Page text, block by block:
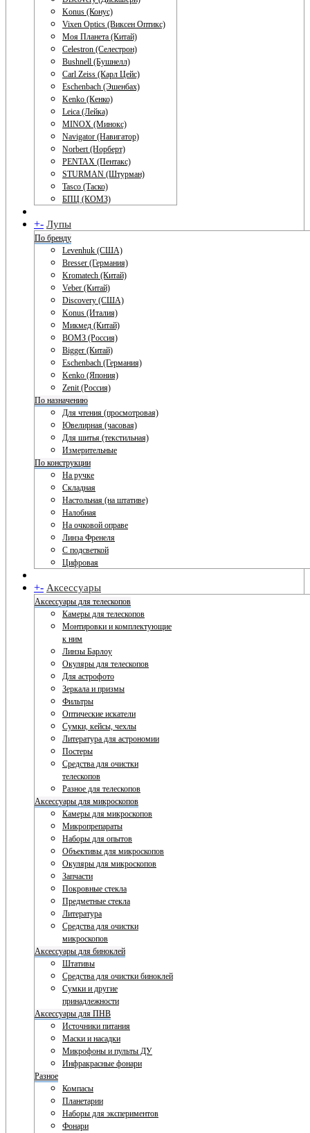
Konus (Конус)
Vixen Optics (Виксен Оптикс)
Моя Планета (Китай)
Celestron (Селестрон)
Bushnell (Бушнелл)
Carl Zeiss (Карл Цейс)
Eschenbach (Эшенбах)
Kenko (Кенко)
Leica (Лейка)
MINOX (Минокс)
Navigator (Навигатор)
Norbert (Норберт)
PENTAX (Пентакс)
STURMAN (Штурман)
Tasco (Таско)
БПЦ (КОМЗ)
+- Лупы
По бренду
Levenhuk (США)
Bresser (Германия)
Kromatech (Китай)
Veber (Китай)
Discovery (США)
Konus (Италия)
Микмед (Китай)
ВОМЗ (Россия)
Bigger (Китай)
Eschenbach (Германия)
Kenko (Япония)
Zenit (Россия)
По назначению
Для чтения (просмотровая)
Ювелирная (часовая)
Для шитья (текстильная)
Измерительные
По конструкции
На ручке
Складная
Настольная (на штативе)
Налобная
На очковой оправе
Линза Френеля
С подсветкой
Цифровая
+- Аксессуары
Аксессуары для телескопов
Камеры для телескопов
Монтировки и комплектующие
к ним
Линзы Барлоу
Окуляры для телескопов
Для астрофото
Зеркала и призмы
Фильтры
Оптические искатели
Сумки, кейсы, чехлы
Литература для астрономии
Постеры
Средства для очистки
телескопов
Разное для телескопов
Аксессуары для микроскопов
Камеры для микроскопов
Микропрепараты
Наборы для опытов
Объективы для микроскопов
Окуляры для микроскопов
Запчасти
Покровные стекла
Предметные стекла
Литература
Средства для очистки
микроскопов
Аксессуары для биноклей
Штативы
Средства для очистки биноклей
Сумки и другие
принадлежности
Аксессуары для ПНВ
Источники питания
Маски и насадки
Микрофоны и пульты ДУ
Инфракрасные фонари
Разное
Компасы
Планетарии
Наборы для экспериментов
Фонари